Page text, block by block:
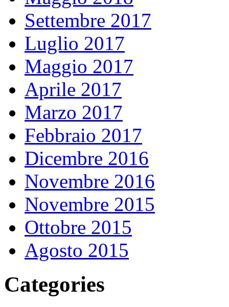
Settembre 2017
Luglio 2017
Maggio 2017
Aprile 2017
Marzo 2017
Febbraio 2017
Dicembre 2016
Novembre 2016
Novembre 2015
Ottobre 2015
Agosto 2015
Categories